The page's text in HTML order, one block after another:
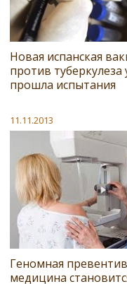
Новая испанская
против
прошла испытания
11.11.2013
Геномная
медицина